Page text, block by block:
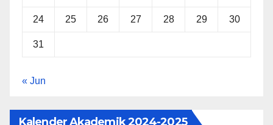
24 25 26 27 28 29 30
31
« Jun
Kalender Akademik 2024-2025